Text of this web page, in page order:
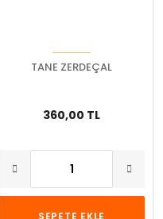
TANE ZERDEÇAL
360,00 TL
SEPETE EKLE